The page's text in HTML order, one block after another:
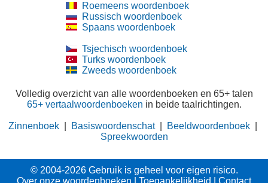
Roemeens woordenboek
Russisch woordenboek
Spaans woordenboek
Tsjechisch woordenboek
Turks woordenboek
Zweeds woordenboek
Volledig overzicht van alle woordenboeken en 65+ talen
65+ vertaalwoordenboeken in beide taalrichtingen.
Zinnenboek Basiswoordenschat| Beeldwoordenboek
Spreekwoorden
© 2004-2026 Gebruik is geheel voor eigen risico.
Over onze woordenboeken
Toegankelijkheid Contact